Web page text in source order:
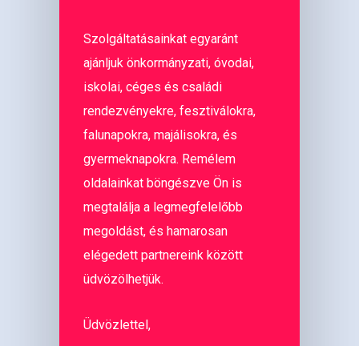
Szolgáltatásainkat egyaránt
ajánljuk önkormányzati, óvodai,
iskolai, céges és családi
rendezvényekre, fesztiválokra,
falunapokra, majálisokra, és
gyermeknapokra. Remélem
oldalainkat böngészve Ön is
megtalálja a legmegfelelőbb
megoldást, és hamarosan
elégedett partnereink között
üdvözölhetjük.
Üdvözlettel,